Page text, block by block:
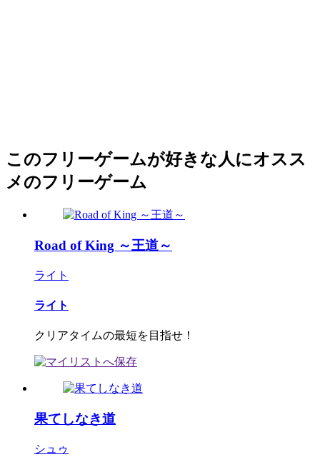
このフリーゲームが好きな人にオスス
メのフリーゲーム
Road of King ～王道～
ライト
ライト
クリアタイムの最短を目指せ！
果てしなき道
シュゥ